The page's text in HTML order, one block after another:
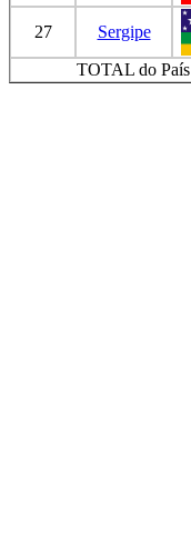
27 Sergipe
TOTAL do País